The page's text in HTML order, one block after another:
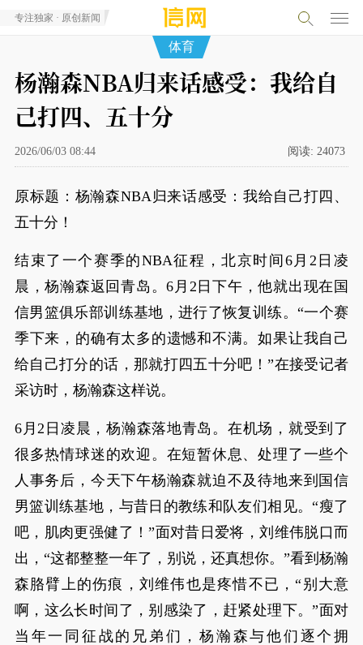
专注独家 · 原创新闻
体育
杨瀚森NBA归来话感受：我给自
己打四、五十分
2026/06/03 08:44 阅读: 24073
原标题：杨瀚森NBA归来话感受：我给自己打四、
五十分！
结束了一个赛季的NBA征程，北京时间6月2日凌
晨，杨瀚森返回青岛。6月2日下午，他就出现在国
信男篮俱乐部训练基地，进行了恢复训练。“一个赛
季下来，的确有太多的遗憾和不满。如果让我自己
给自己打分的话，那就打四五十分吧！”在接受记者
采访时，杨瀚森这样说。
6月2日凌晨，杨瀚森落地青岛。在机场，就受到了
很多热情球迷的欢迎。在短暂休息、处理了一些个
人事务后，今天下午杨瀚森就迫不及待地来到国信
男篮训练基地，与昔日的教练和队友们相见。“瘦了
吧，肌肉更强健了！”面对昔日爱将，刘维伟脱口而
出，“这都整整一年了，别说，还真想你。”看到杨瀚
森胳臂上的伤痕，刘维伟也是疼惜不已，“别大意
啊，这么长时间了，别感染了，赶紧处理下。”面对
当年一同征战的兄弟们，杨瀚森与他们逐个拥